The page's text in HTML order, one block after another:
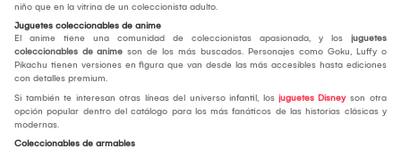
niño que en la vitrina de un coleccionista adulto.
Juguetes coleccionables de anime
El anime tiene una comunidad de coleccionistas apasionada, y los juguetes
coleccionables de anime son de los más buscados. Personajes como Goku, Luffy o
Pikachu tienen versiones en figura que van desde las más accesibles hasta ediciones
con detalles premium.
Si también te interesan otras líneas del universo infantil, los juguetes Disneyson otra
opción popular dentro del catálogo para los más fanáticos de las historias clásicas y
modernas.
Coleccionables de armables